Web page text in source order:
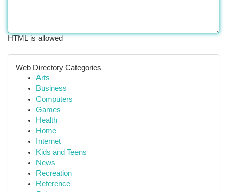
HTML is allowed
Web Directory Categories
Arts
Business
Computers
Games
Health
Home
Internet
Kids and Teens
News
Recreation
Reference